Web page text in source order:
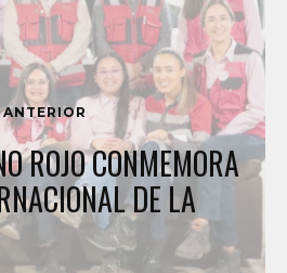
ROJO CONMEMORA
DE LA